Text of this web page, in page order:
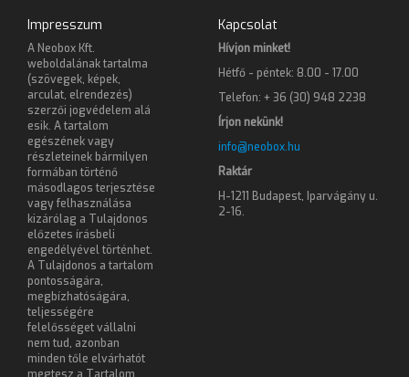
Impresszum
A Neobox Kft.
weboldalának tartalma
(szövegek, képek,
arculat, elrendezés)
szerzői jogvédelem alá
esik. A tartalom
egészének vagy
részleteinek bármilyen
formában történő
másodlagos terjesztése
vagy felhasználása
kizárólag a Tulajdonos
előzetes írásbeli
engedélyével történhet.
A Tulajdonos a tartalom
pontosságára,
megbízhatóságára,
teljességére
felelősséget vállalni
nem tud, azonban
minden tőle elvárhatót
Kapcsolat
Hívjon minket!
Hétfő - péntek: 8.00 - 17.00
Telefon: + 36 (30) 948 2238
Írjon nekünk!
info@neobox.hu
Raktár
H-1211 Budapest, Iparvágány u.
2-16.